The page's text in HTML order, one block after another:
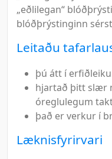
„eðlilegan“
blóðþrýstinginn
Leitaðu
þú átt í
hjartað þitt slær
óreglulegum
það er verkur í
Læknisfyrirvari